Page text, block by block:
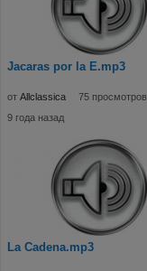
Jacaras por la E.mp3
от Allclassica
75 просмотров
9 года назад
La Cadena.mp3